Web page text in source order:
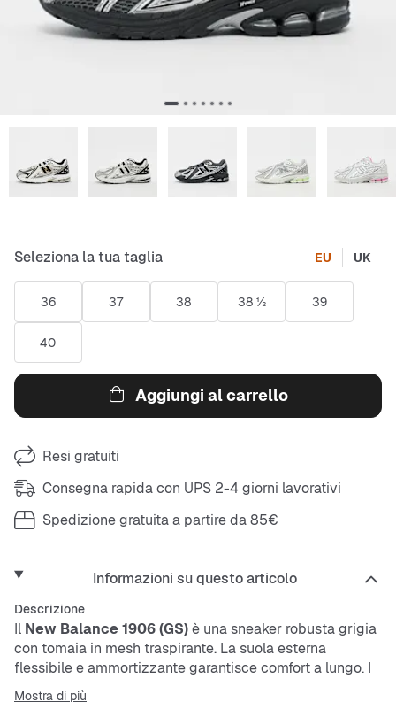
Seleziona la tua taglia EU UK
36 37 38 38 ½ 39
40
Aggiungi al carrello
Resi gratuiti
Consegna rapida con UPS 2-4 giorni lavorativi
Spedizione gratuita a partire da 85€
Informazioni su questo articolo
Descrizione
Il New Balance 1906 (GS)è una sneaker robusta grigia
con tomaia in mesh traspirante. La suola esterna
flessibile e ammortizzante garantisce comfort a lungo. I
lacci assicurano una calzata stabile, mentre il design
low-cut offre uno stile casual.
Mostra di più